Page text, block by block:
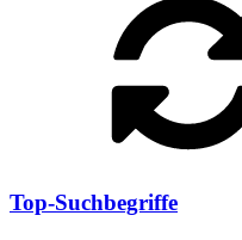
Top-Suchbegriffe